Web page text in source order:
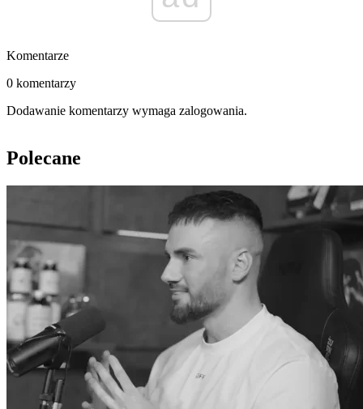
Komentarze
0 komentarzy
Dodawanie komentarzy wymaga zalogowania.
Polecane